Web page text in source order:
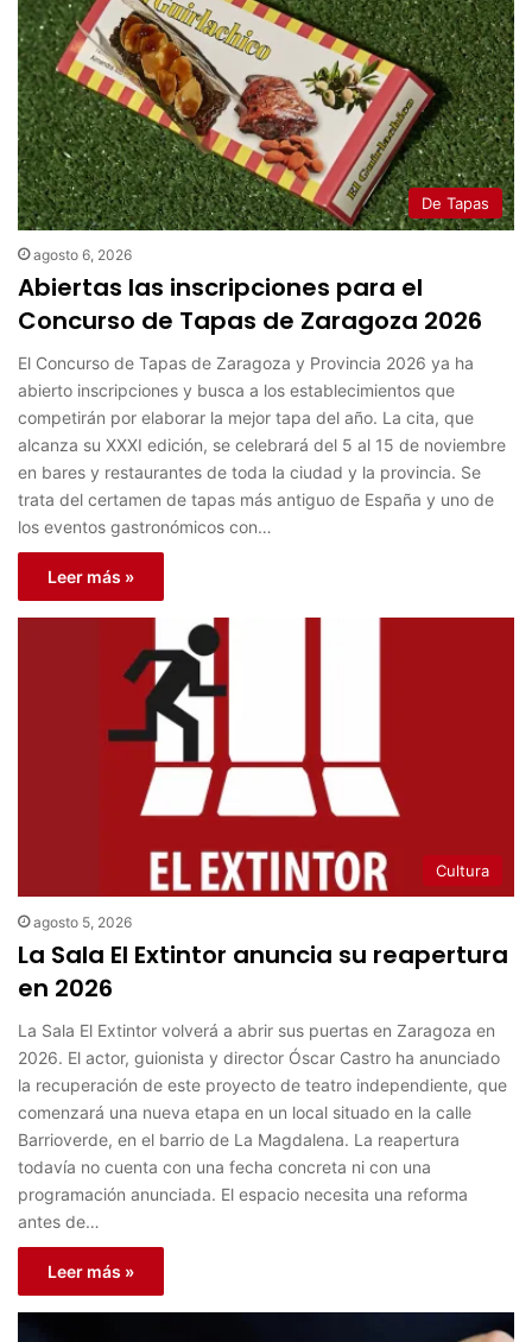
De Tapas
agosto 6, 2026
Abiertas las inscripciones para el
Concurso de Tapas de Zaragoza 2026
El Concurso de Tapas de Zaragoza y Provincia 2026 ya ha
abierto inscripciones y busca a los establecimientos que
competirán por elaborar la mejor tapa del año. La cita, que
alcanza su XXXI edición, se celebrará del 5 al 15 de noviembre
en bares y restaurantes de toda la ciudad y la provincia. Se
trata del certamen de tapas más antiguo de España y uno de
los eventos gastronómicos con…
Leer más »
Cultura
agosto 5, 2026
La Sala El Extintor anuncia su reapertura
en 2026
La Sala El Extintor volverá a abrir sus puertas en Zaragoza en
2026. El actor, guionista y director Óscar Castro ha anunciado
la recuperación de este proyecto de teatro independiente, que
comenzará una nueva etapa en un local situado en la calle
Barrioverde, en el barrio de La Magdalena. La reapertura
todavía no cuenta con una fecha concreta ni con una
programación anunciada. El espacio necesita una reforma
antes de…
Leer más »